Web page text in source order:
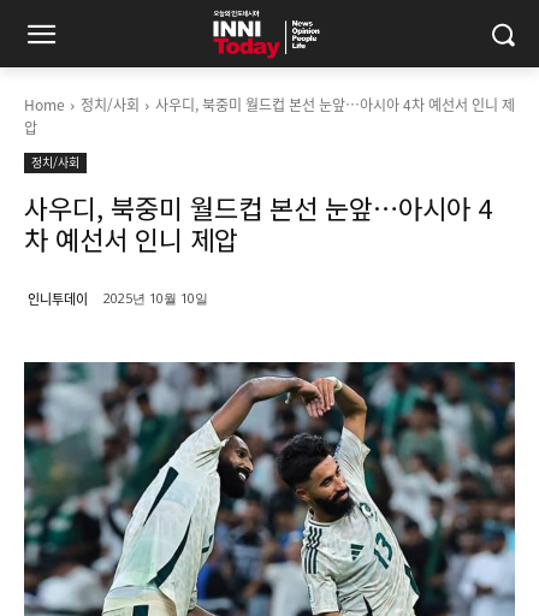
Home 정치/사회
사우디, 북중미 월드컵 본선 눈앞…아시아 4차 예선서 인니 제
압
정치/사회
사우디, 북중미 월드컵 본선 눈앞…아시아 4
차 예선서 인니 제압
인니투데이 2025년 10월 10일